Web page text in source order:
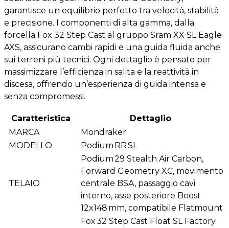
garantisce un equilibrio perfetto tra velocità, stabilità
e precisione. I componenti di alta gamma, dalla
forcella Fox 32 Step Cast al gruppo Sram XX SL Eagle
AXS, assicurano cambi rapidi e una guida fluida anche
sui terreni più tecnici. Ogni dettaglio è pensato per
massimizzare l’efficienza in salita e la reattività in
discesa, offrendo un’esperienza di guida intensa e
senza compromessi.
Caratteristica
Dettaglio
MARCA
Mondraker
MODELLO
Podium RR SL
TELAIO
Podium 29 Stealth Air Carbon,
Forward Geometry XC, movimento
centrale BSA, passaggio cavi
interno, asse posteriore Boost
12x148 mm, compatibile Flatmount
Fox 32 Step Cast Float SL Factory